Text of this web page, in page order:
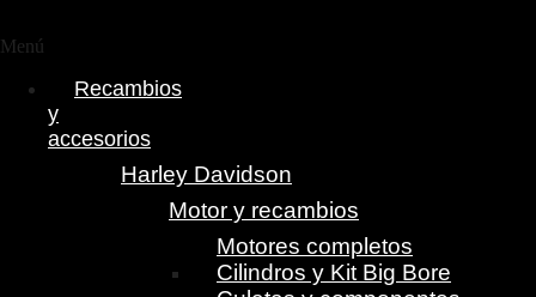
Menú
Recambios
y
accesorios
Harley Davidson
Motor y recambios
Motores completos
Cilindros y Kit Big Bore